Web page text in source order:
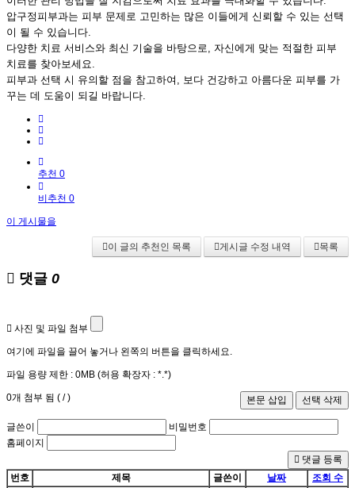
압구정피부과는 피부 문제로 고민하는 많은 이들에게 신뢰할 수 있는 선택
이 될 수 있습니다.
다양한 치료 서비스와 최신 기술을 바탕으로, 자신에게 맞는 적절한 피부
치료를 찾아보세요.
피부과 선택 시 유의할 점을 참고하여, 보다 건강하고 아름다운 피부를 가
꾸는 데 도움이 되길 바랍니다.
추천 0
비추천 0
이 게시물을
이 글의 추천인 목록 게시글 수정 내역 목록
댓글 0
사진 및 파일 첨부
여기에 파일을 끌어 놓거나 왼쪽의 버튼을 클릭하세요.
파일 용량 제한 : 0MB (허용 확장자 : *.*)
0개 첨부 됨 ( /)
글쓴이
비밀번호
홈페이지
댓글 등록
번호
제목 글쓴이 날짜
조회 수